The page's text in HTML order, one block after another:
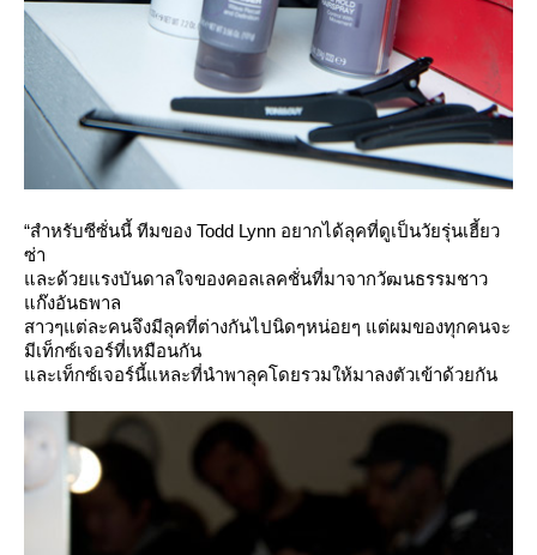
“สำหรับซีซั่นนี้ ทีมของ Todd Lynn อยากได้ลุคที่ดูเป็นวัยรุ่นเฮี้ยว
ซ่า
ละด้วยแรงบันดาลใจของคอลเลคชั่นที่มาจากวัฒนธรรมชาว
ก๊งอันธพาล
สาวๆแต่ละคนจึงมีลุคที่ต่างกันไปนิดๆหน่อยๆ แต่ผมของทุกคนจะ
มีเท็กซ์เจอร์ที่เหมือนกัน
ละเท็กซ์เจอร์นี้แหละที่นำพาลุคโดยรวมให้มาลงตัวเข้าด้วยกัน